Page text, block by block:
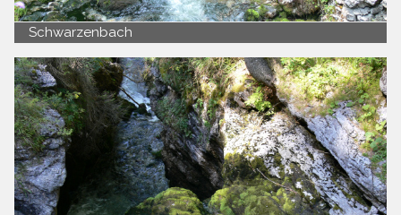
Schwarzenbach